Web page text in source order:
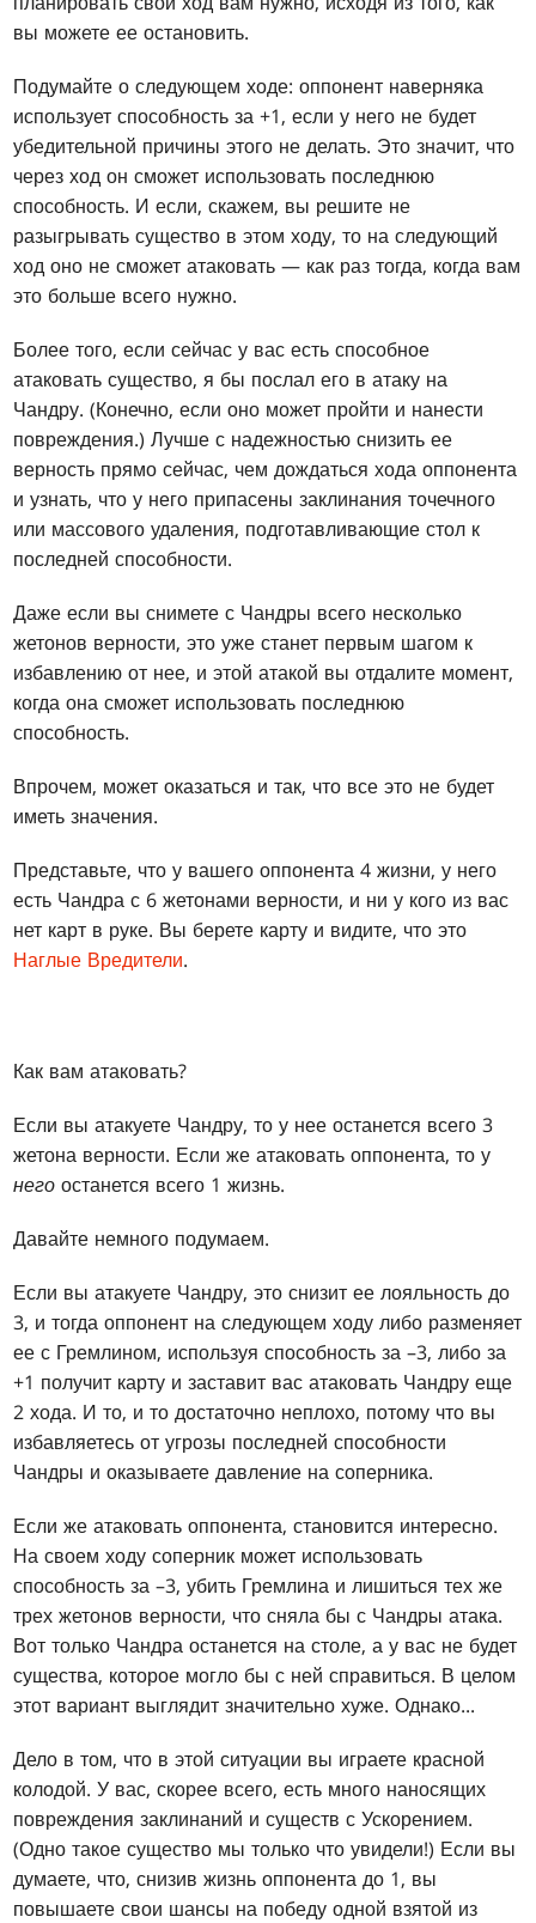
вы можете ее остановить.
Подумайте о следующем ходе: оппонент наверняка
использует способность за +1, если у него не будет
убедительной причины этого не делать. Это значит, что
через ход он сможет использовать последнюю
способность. И если, скажем, вы решите не
разыгрывать существо в этом ходу, то на следующий
ход оно не сможет атаковать — как раз тогда, когда вам
это больше всего нужно.
Более того, если сейчас у вас есть способное
атаковать существо, я бы послал его в атаку на
Чандру. (Конечно, если оно может пройти и нанести
повреждения.) Лучше с надежностью снизить ее
верность прямо сейчас, чем дождаться хода оппонента
и узнать, что у него припасены заклинания точечного
или массового удаления, подготавливающие стол к
последней способности.
Даже если вы снимете с Чандры всего несколько
жетонов верности, это уже станет первым шагом к
избавлению от нее, и этой атакой вы отдалите момент,
когда она сможет использовать последнюю
способность.
Впрочем, может оказаться и так, что все это не будет
иметь значения.
Представьте, что у вашего оппонента 4 жизни, у него
есть Чандра с 6 жетонами верности, и ни у кого из вас
нет карт в руке. Вы берете карту и видите, что это
Наглые Вредители.
Как вам атаковать?
Если вы атакуете Чандру, то у нее останется всего 3
жетона верности. Если же атаковать оппонента, то у
него останется всего 1 жизнь.
Давайте немного подумаем.
Если вы атакуете Чандру, это снизит ее лояльность до
3, и тогда оппонент на следующем ходу либо разменяет
ее с Гремлином, используя способность за –3, либо за
+1 получит карту и заставит вас атаковать Чандру еще
2 хода. И то, и то достаточно неплохо, потому что вы
избавляетесь от угрозы последней способности
Чандры и оказываете давление на соперника.
Если же атаковать оппонента, становится интересно.
На своем ходу соперник может использовать
способность за –3, убить Гремлина и лишиться тех же
трех жетонов верности, что сняла бы с Чандры атака.
Вот только Чандра останется на столе, а у вас не будет
существа, которое могло бы с ней справиться. В целом
этот вариант выглядит значительно хуже. Однако...
Дело в том, что в этой ситуации вы играете красной
колодой. У вас, скорее всего, есть много наносящих
повреждения заклинаний и существ с Ускорением.
(Одно такое существо мы только что увидели!) Если вы
думаете, что, снизив жизнь оппонента до 1, вы
повышаете свои шансы на победу одной взятой из